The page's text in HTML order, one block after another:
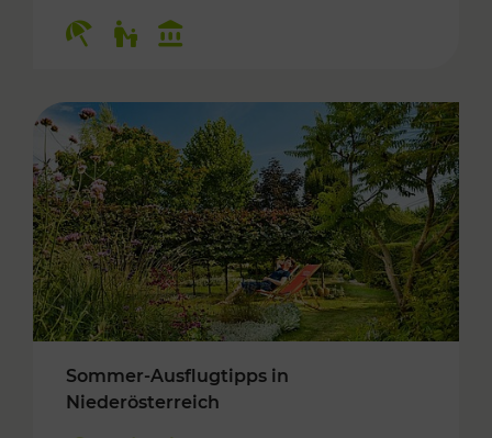
Sommer-Ausflugtipps in
Niederösterreich